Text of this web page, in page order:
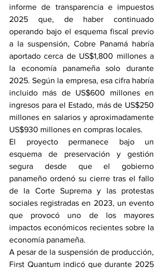
informe de transparencia e impuestos
2025 que, de haber continuado
operando bajo el esquema fiscal previo
a la suspensión, Cobre Panamá habría
aportado cerca de US$1,800 millones a
la economía panameña solo durante
2025. Según la empresa, esa cifra habría
incluido más de US$600 millones en
ingresos para el Estado, más de US$250
millones en salarios y aproximadamente
US$930 millones en compras locales.
El proyecto permanece bajo un
esquema de preservación y gestión
segura desde que el gobierno
panameño ordenó su cierre tras el fallo
de la Corte Suprema y las protestas
sociales registradas en 2023, un evento
que provocó uno de los mayores
impactos económicos recientes sobre la
economía panameña.
A pesar de la suspensión de producción,
First Quantum indicó que durante 2025